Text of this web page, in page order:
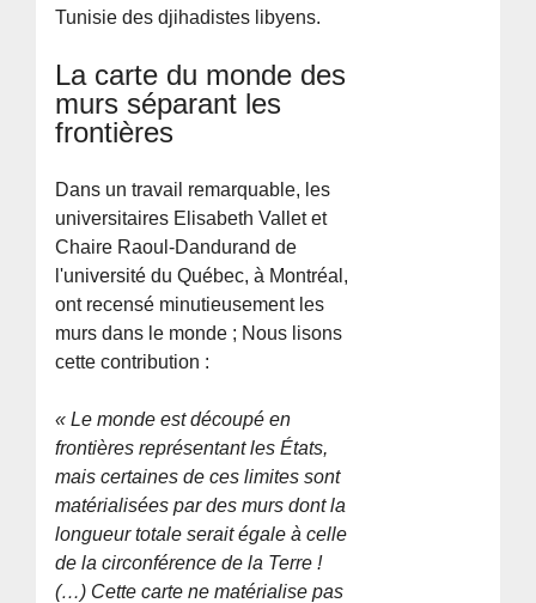
Tunisie des djihadistes libyens.
La carte du monde des
murs séparant les
frontières
Dans un travail remarquable, les
universitaires Elisabeth Vallet et
Chaire Raoul-Dandurand de
l'université du Québec, à Montréal,
ont recensé minutieusement les
murs dans le monde ; Nous lisons
cette contribution :
« Le monde est découpé en
frontières représentant les États,
mais certaines de ces limites sont
matérialisées par des murs dont la
longueur totale serait égale à celle
de la circonférence de la Terre !
(…) Cette carte ne matérialise pas